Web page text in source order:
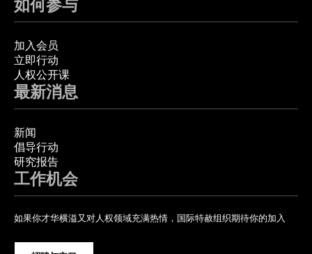
如何参与
加入会员
立即行动
人权公开课
最新消息
新闻
倡导行动
研究报告
工作机会
如果你才华横溢又对人权领域充满热情，国际特赦组织期待你的加入